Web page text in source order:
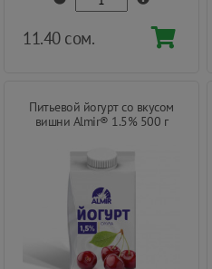
11.40 сом.
Питьевой йогурт со вкусом
вишни Almir® 1.5% 500 г